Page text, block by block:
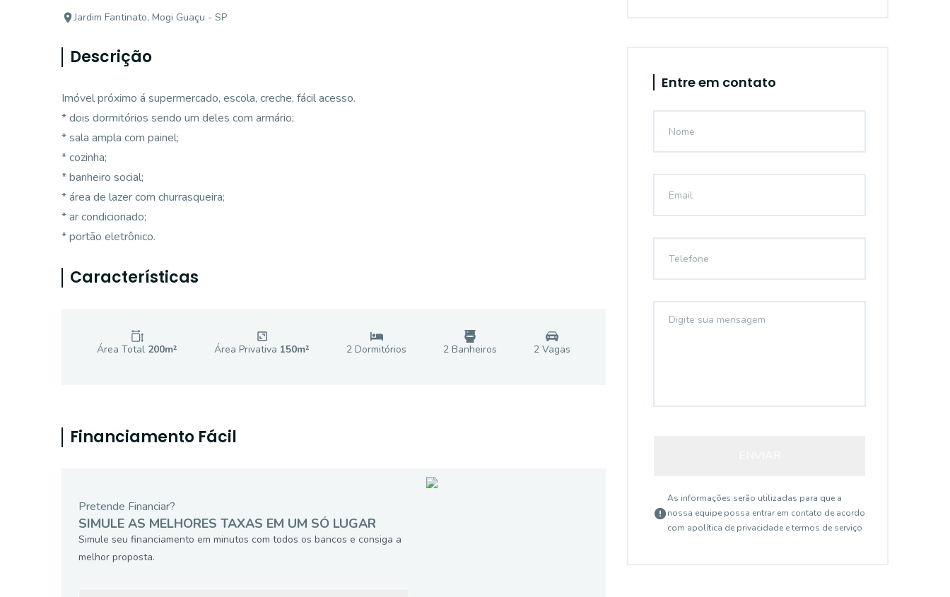
Jardim Fantinato, Mogi Guaçu - SP
Descrição
Imóvel próximo á supermercado, escola, creche, fácil acesso.
* dois dormitórios sendo um deles com armário;
* sala ampla com painel;
* cozinha;
* banheiro social;
* área de lazer com churrasqueira;
* ar condicionado;
* portão eletrônico.
Características
Área Total 200m² Área Privativa 150m² 2 Dormitórios 2 Banheiros 2 Vagas
Financiamento Fácil
Pretende Financiar?
SIMULE AS MELHORES TAXAS EM UM SÓ LUGAR
Simule seu financiamento em minutos com todos os bancos e consiga a
melhor proposta.
Entre em contato
As informações serão utilizadas para que a
nossa equipe possa entrar em contato de acordo
com apolítica de privacidade e termos de serviço